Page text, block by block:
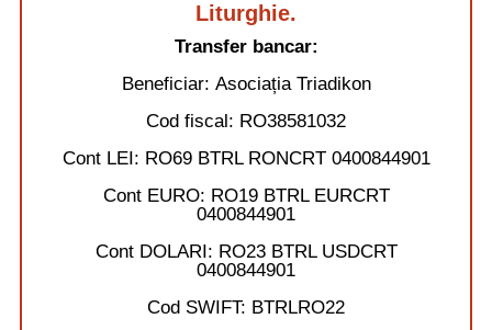
Liturghie.
Transfer bancar:
Beneficiar: Asociația Triadikon
Cod fiscal: RO38581032
Cont LEI: RO69 BTRL RONCRT 0400844901
Cont EURO: RO19 BTRL EURCRT
0400844901
Cont DOLARI: RO23 BTRL USDCRT
0400844901
Cod SWIFT: BTRLRO22